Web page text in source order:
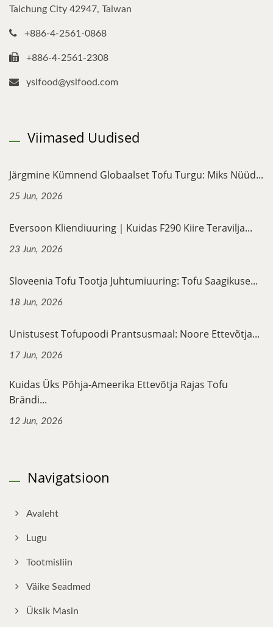
Taichung City 42947, Taiwan
+886-4-2561-0868
+886-4-2561-2308
yslfood@yslfood.com
Viimased Uudised
Järgmine Kümnend Globaalset Tofu Turgu: Miks Nüüd...
25 Jun, 2026
Eversoon Kliendiuuring｜Kuidas F290 Kiire Teravilja...
23 Jun, 2026
Sloveenia Tofu Tootja Juhtumiuuring: Tofu Saagikuse...
18 Jun, 2026
Unistusest Tofupoodi Prantsusmaal: Noore Ettevõtja...
17 Jun, 2026
Kuidas Üks Põhja-Ameerika Ettevõtja Rajas Tofu
Brändi...
12 Jun, 2026
Navigatsioon
Avaleht
Lugu
Tootmisliin
Väike Seadmed
Üksik Masin